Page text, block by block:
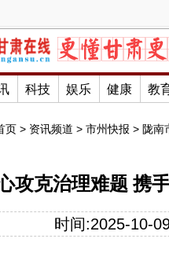
科技 娱乐 健康 教
页 > 资讯频道 > 市州快报 > 陇南
攻克治理难题 携
时间:2025-10-